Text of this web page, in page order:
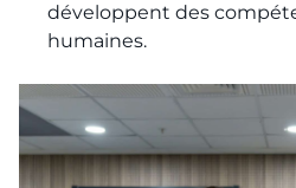
développent des
humaines.